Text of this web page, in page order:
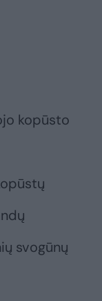
kopūsto
svogūnų